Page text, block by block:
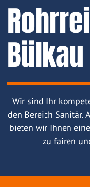
Bülkau
Wir sind Ihr
den Bereich Sanitär.
bieten wir Ihnen
zu fairen